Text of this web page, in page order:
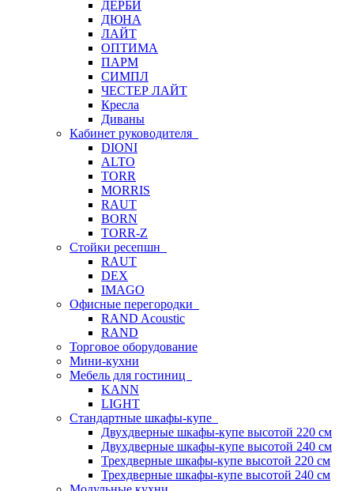
ДЕРБИ
ДЮНА
ЛАЙТ
ОПТИМА
ПАРМ
СИМПЛ
ЧЕСТЕР ЛАЙТ
Кресла
Диваны
Кабинет руководителя
DIONI
ALTO
TORR
MORRIS
RAUT
BORN
TORR-Z
Стойки ресепшн
RAUT
DEX
IMAGO
Офисные перегородки
RAND Acoustic
RAND
Торговое оборудование
Мини-кухни
Мебель для гостиниц
KANN
LIGHT
Стандартные шкафы-купе
Двухдверные шкафы-купе высотой 220 см
Двухдверные шкафы-купе высотой 240 см
Трехдверные шкафы-купе высотой 220 см
Трехдверные шкафы-купе высотой 240 см